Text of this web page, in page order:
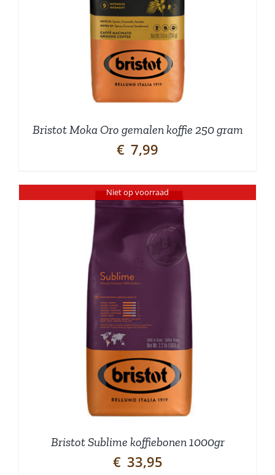
Bristot Moka Oro gemalen koffie 250 gram
€ 7,99
Niet op voorraad
Bristot Sublime koffiebonen 1000gr
€ 33,95